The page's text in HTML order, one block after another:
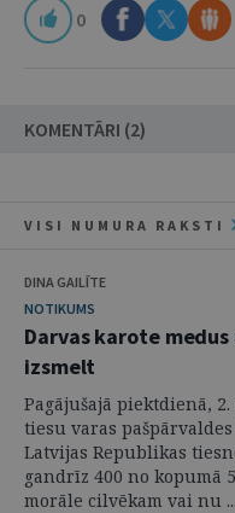
0
KOMENTĀRI (2)
VISI NUMURA RAKSTI
DINA GAILĪTE
NOTIKUMS
Darvas karote
izsmelt
Pagājušajā piektdienā,
tiesu varas
Latvijas Republikas
gandrīz 400 no kopumā
morāle cilvēkam vai nu ...